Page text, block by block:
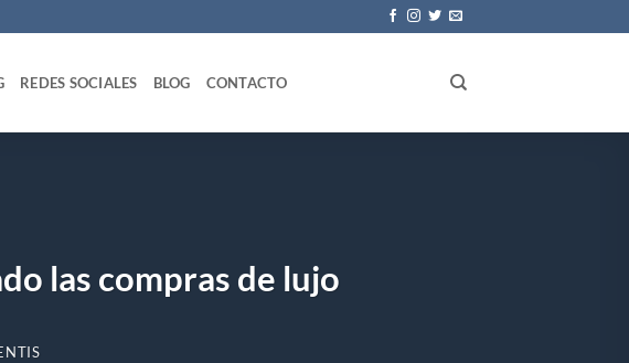
REDES SOCIALES BLOG CONTACTO
las compras de lujo